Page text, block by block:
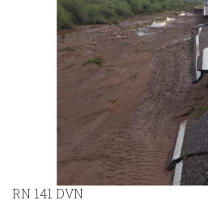
RN 141 DVN